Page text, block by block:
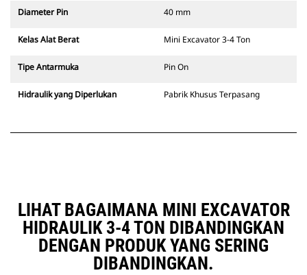
Diameter Pin 40 mm
Kelas Alat Berat Mini Excavator 3-4 Ton
Tipe Antarmuka Pin On
Hidraulik yang Diperlukan Pabrik Khusus Terpasang
LIHAT BAGAIMANA MINI EXCAVATOR
HIDRAULIK 3-4 TON DIBANDINGKAN
DENGAN PRODUK YANG SERING
DIBANDINGKAN.